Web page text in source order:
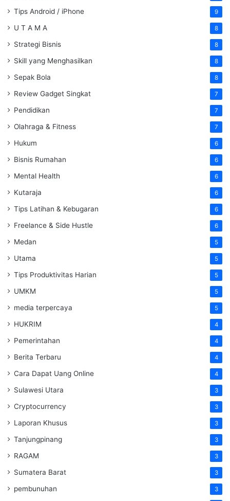
Tips Android / iPhone 9
U T A M A 8
Strategi Bisnis 8
Skill yang Menghasilkan 8
Sepak Bola 8
Review Gadget Singkat 7
Pendidikan 7
Olahraga & Fitness 7
Hukum 6
Bisnis Rumahan 6
Mental Health 6
Kutaraja 6
Tips Latihan & Kebugaran 6
Freelance & Side Hustle 6
Medan 5
Utama 5
Tips Produktivitas Harian 5
UMKM 5
media terpercaya 5
HUKRIM 4
Pemerintahan 4
Berita Terbaru 4
Cara Dapat Uang Online 4
Sulawesi Utara 3
Cryptocurrency 3
Laporan Khusus 3
Tanjungpinang 3
RAGAM 3
Sumatera Barat 3
pembunuhan 3